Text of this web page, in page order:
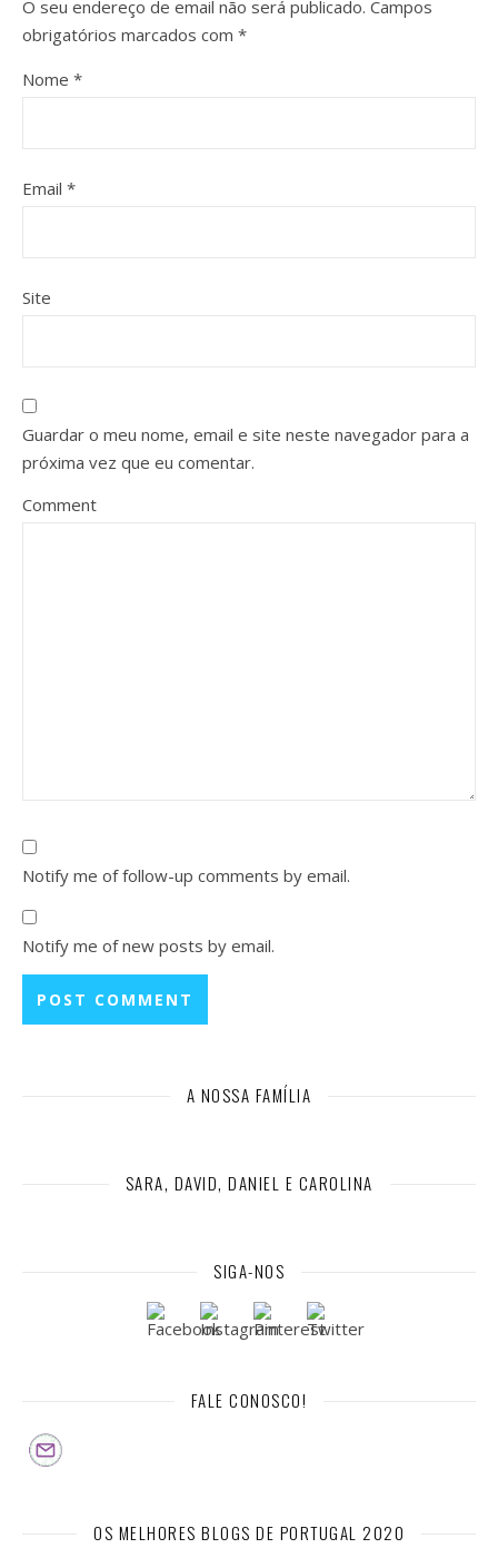
O seu endereço de email não será publicado. Campos
obrigatórios marcados com *
Nome *
Email *
Site
Guardar o meu nome, email e site neste navegador para a
próxima vez que eu comentar.
Comment
Notify me of follow-up comments by email.
Notify me of new posts by email.
A NOSSA FAMÍLIA
SARA, DAVID, DANIEL E CAROLINA
SIGA-NOS
FALE CONOSCO!
OS MELHORES BLOGS DE PORTUGAL 2020